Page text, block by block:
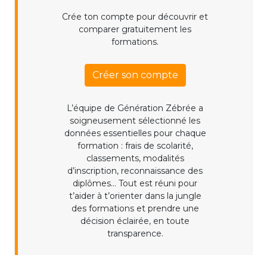
Crée ton compte pour découvrir et
comparer gratuitement les
formations.
Créer son compte
L’équipe de Génération Zébrée a
soigneusement sélectionné les
données essentielles pour chaque
formation : frais de scolarité,
classements, modalités
d’inscription, reconnaissance des
diplômes... Tout est réuni pour
t’aider à t’orienter dans la jungle
des formations et prendre une
décision éclairée, en toute
transparence.